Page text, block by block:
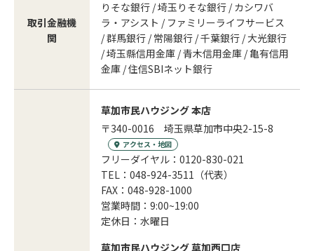
取引金融機
関
りそな銀行 / 埼玉りそな銀行 / カシワバ
ラ・アシスト / ファミリーライフサービス
/ 群馬銀行 / 常陽銀行 / 千葉銀行 / 大光銀行
/ 埼玉縣信用金庫 / 青木信用金庫 / 亀有信用
金庫 / 住信SBIネット銀行
草加市民ハウジング 本店
〒340-0016 埼玉県草加市中央2-15-8
アクセス・地図
フリーダイヤル：0120-830-021
TEL：048-924-3511（代表）
FAX：048-928-1000
営業時間：9:00~19:00
定休日：水曜日
草加市民ハウジング 草加西口店